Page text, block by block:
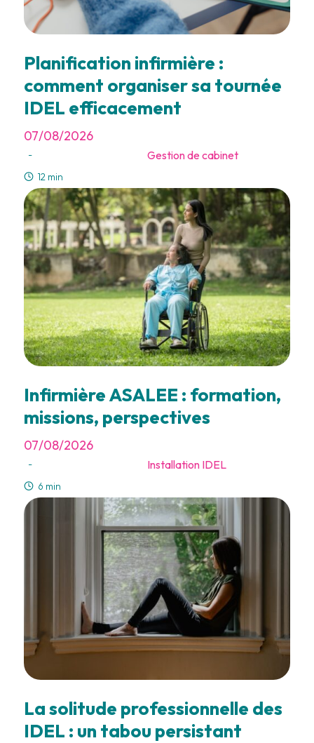
Planification infirmière :
comment organiser sa tournée
IDEL efficacement
07/08/2026
- Gestion de cabinet
12 min
Infirmière ASALEE : formation,
missions, perspectives
07/08/2026
- Installation IDEL
6 min
La solitude professionnelle des
IDEL : un tabou persistant